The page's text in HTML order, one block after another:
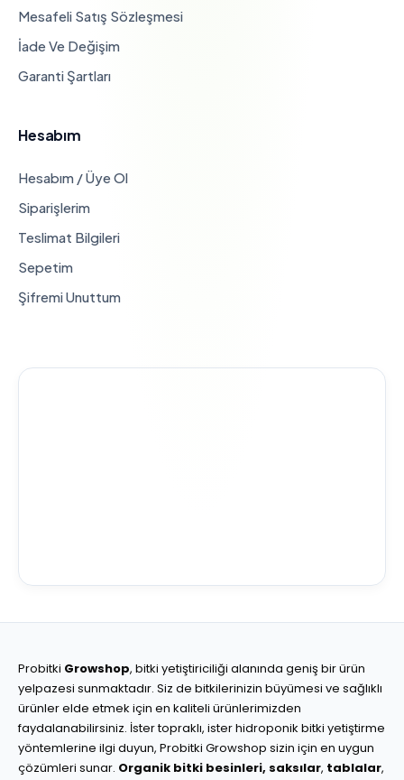
Mesafeli Satış Sözleşmesi
İade Ve Değişim
Garanti Şartları
Hesabım
Hesabım / Üye Ol
Siparişlerim
Teslimat Bilgileri
Sepetim
Şifremi Unuttum
Probitki Growshop, bitki yetiştiriciliği alanında geniş bir ürün
yelpazesi sunmaktadır. Siz de bitkilerinizin büyümesi ve sağlıklı
ürünler elde etmek için en kaliteli ürünlerimizden
faydalanabilirsiniz. İster topraklı, ister hidroponik bitki yetiştirme
yöntemlerine ilgi duyun, Probitki Growshop sizin için en uygun
çözümleri sunar. Organik bitki besinleri, saksılar, tablalar,